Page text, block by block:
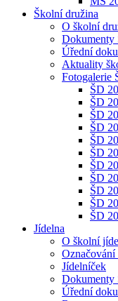
Školní družina
O školní
Dokumenty
Úřední
Aktuality
Fotogalerie
ŠD
ŠD
ŠD
ŠD
ŠD
ŠD
ŠD
ŠD
ŠD
ŠD
ŠD
Jídelna
O školní
Označování
Jídelníček
Dokumenty
Úřední